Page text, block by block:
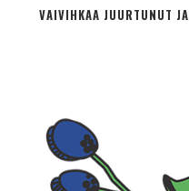
VAIVIHKAA JUURTUNUT